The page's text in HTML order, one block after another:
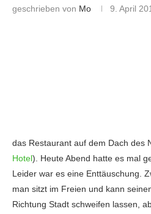
geschrieben von Mo 9. April
das Restaurant auf dem Dach des
Hotel). Heute Abend hatte es mal
Leider war es eine Enttäuschung.
man sitzt im Freien und kann
Richtung Stadt schweifen lassen,